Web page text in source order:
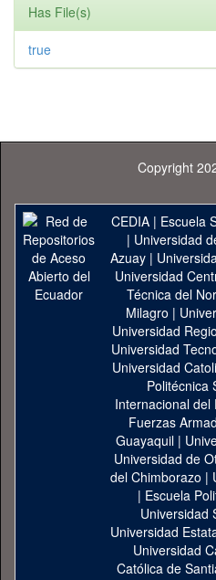
Has File(s)
true
Copyright
CEDIA| Escuela
| Universidad
Azuay|
Universidad
Técnica del
Milagro |
Universidad
Universidad
Universidad
Politécnica
Internacional del
Fuerzas
Guayaquil|
Universidad de
del Chimborazo |
| Escuela
Universidad
Universidad
Universidad
Católica de